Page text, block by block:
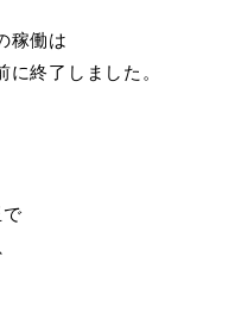
稼働は
終了しました。